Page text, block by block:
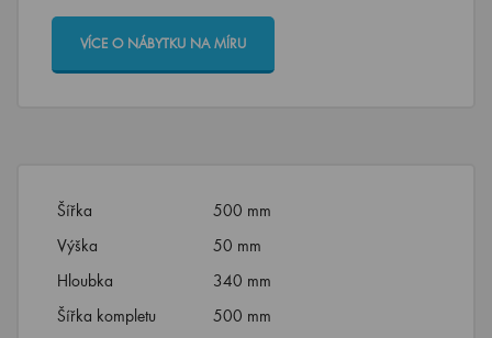
VÍCE O NÁBYTKU NA MÍRU
Šířka
500 mm
Výška
50 mm
Hloubka
340 mm
Šířka kompletu
500 mm